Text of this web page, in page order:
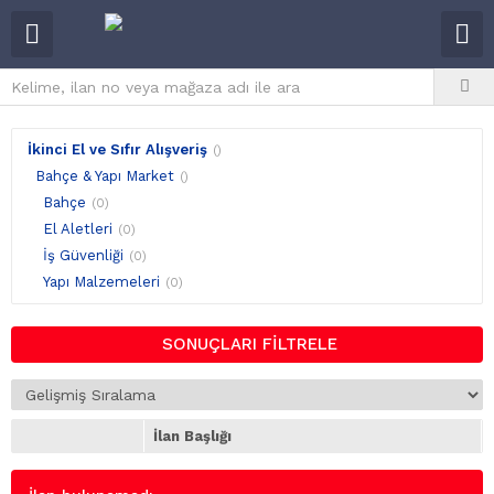
İkinci El ve Sıfır Alışveriş ()
Bahçe & Yapı Market ()
Bahçe (0)
El Aletleri (0)
İş Güvenliği (0)
Yapı Malzemeleri (0)
SONUÇLARI FİLTRELE
İlan Başlığı